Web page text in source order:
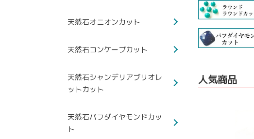
人気商品
天然石オニオンカット
天然石コンケーブカット
天然石シャンデリアブリオレ
ットカット
天然石パフダイヤモンドカッ
ト